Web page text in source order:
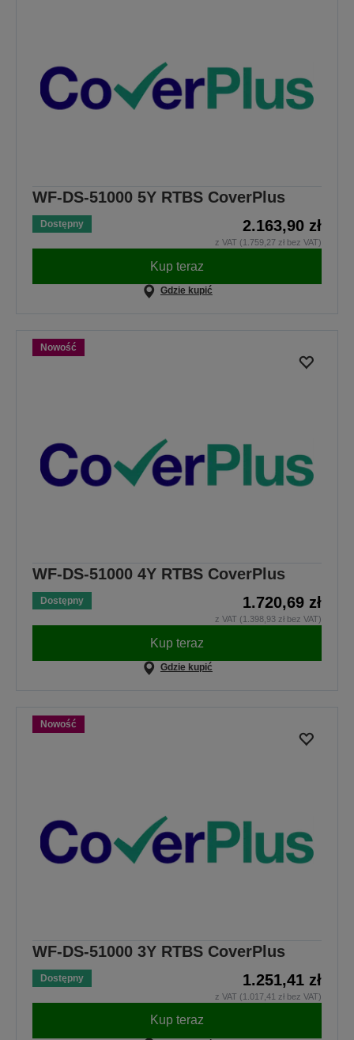
WF-DS-51000 5Y RTBS CoverPlus
Dostępny 2.163,90 zł
z VAT (1.759,27 zł bez VAT)
Kup teraz
Gdzie kupić
Nowość
WF-DS-51000 4Y RTBS CoverPlus
Dostępny 1.720,69 zł
z VAT (1.398,93 zł bez VAT)
Kup teraz
Gdzie kupić
Nowość
WF-DS-51000 3Y RTBS CoverPlus
Dostępny 1.251,41 zł
z VAT (1.017,41 zł bez VAT)
Kup teraz